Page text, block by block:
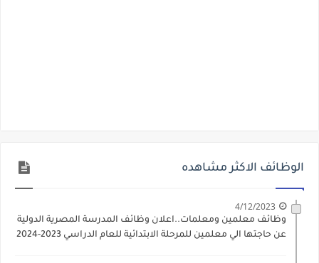
الوظائف الاكثر مشاهده
4/12/2023
وظائف معلمين ومعلمات..اعلان وظائف المدرسة المصرية الدولية
عن حاجتها الي معلمين للمرحلة الابتدائية للعام الدراسي 2023-2024